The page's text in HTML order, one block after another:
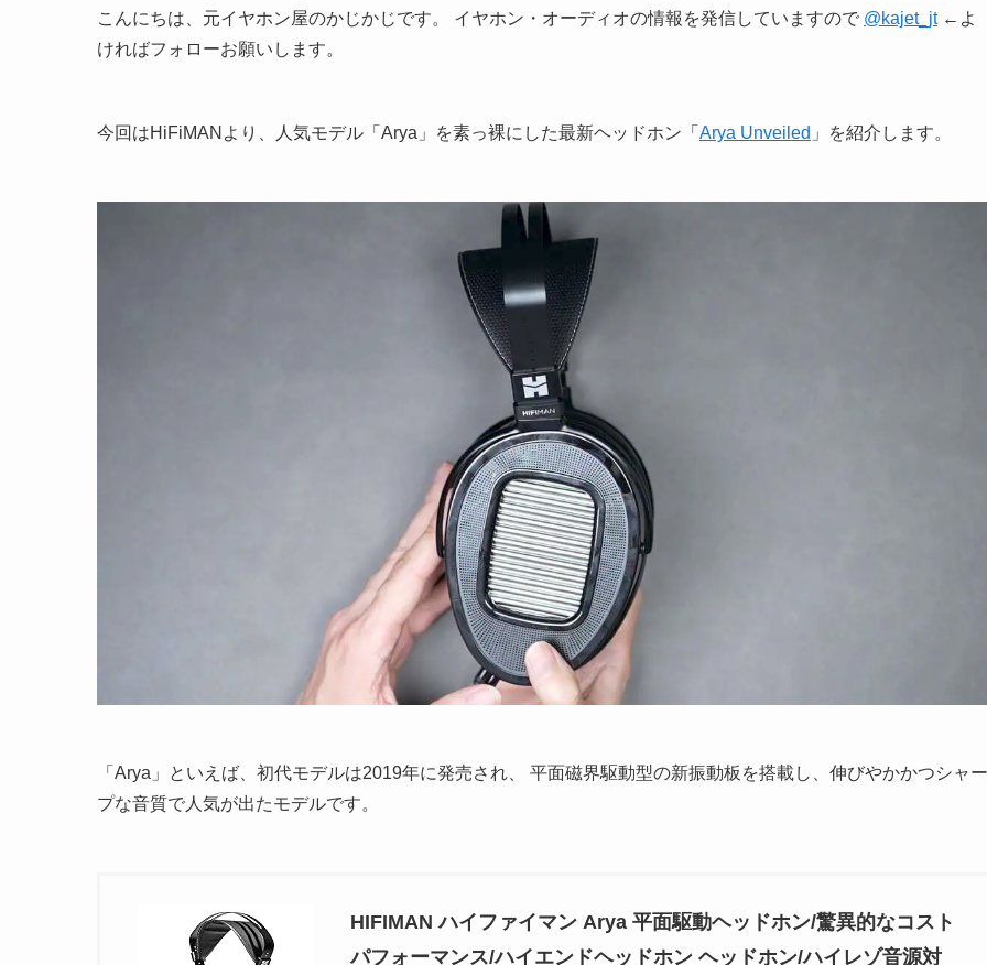
こんにちは、元イヤホン屋のかじかじです。 イヤホン・オーディオの情報を発信していますので @kajet_jt←よ
ければフォローお願いします。
今回はHiFiMANより、人気モデル「Arya」を素っ裸にした最新ヘッドホン「 Arya Unveiled 」を紹介します。
「Arya」といえば、初代モデルは2019年に発売され、 平面磁界駆動型の新振動板を搭載し、伸びやかかつシャー
プな音質で人気が出たモデルです。
HIFIMAN ハイファイマン Arya 平面駆動ヘッドホン/驚異的なコスト
パフォーマンス/ハイエンドヘッドホン ヘッドホン/ハイレゾ音源対